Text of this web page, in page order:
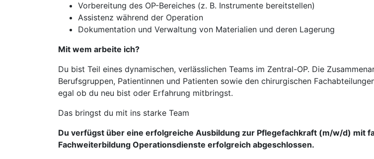
Vorbereitung des OP-Bereiches (z. B. Instrumente bereitstellen)
Assistenz während der Operation
Dokumentation und Verwaltung von Materialien und deren Lagerung
Mit wem arbeite ich?
Du bist Teil eines dynamischen, verlässlichen Teams im Zentral-OP. Die
Berufsgruppen, Patientinnen und Patienten sowie den chirurgischen
egal ob du neu bist oder Erfahrung mitbringst.
Das bringst du mit ins starke Team
Du verfügst über eine erfolgreiche Ausbildung zur Pflegefachkraft (m/w/d) mit
Fachweiterbildung Operationsdienste erfolgreich abgeschlossen.